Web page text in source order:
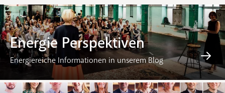
Energie Perspektiven
Energiereiche Informationen in unserem Blog